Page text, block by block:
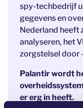
spy-techbedrijf
gegevens en
Nederland heeft
analyseren, het
zorgstelsel door
Palantir wordt
er erg in heeft.